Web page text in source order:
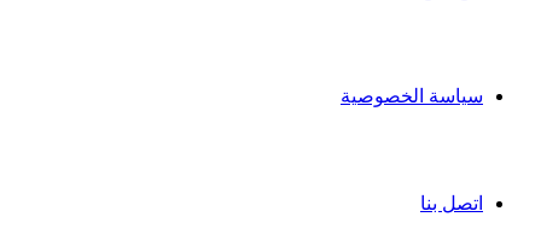
سياسة الخصوصية
اتصل بنا